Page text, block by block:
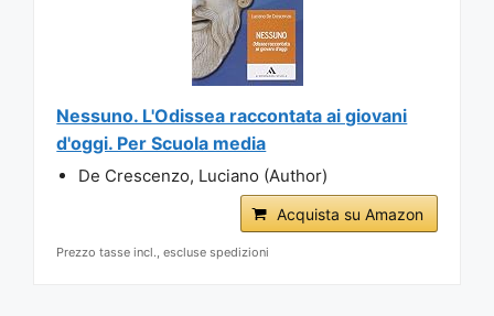
Nessuno. L'Odissea raccontata ai giovani
d'oggi. Per Scuola media
De Crescenzo, Luciano (Author)
Acquista su Amazon
Prezzo tasse incl., escluse spedizioni